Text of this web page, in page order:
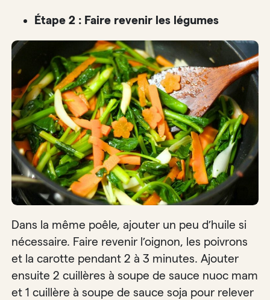
Étape 2 : Faire revenir les légumes
Dans la même poêle, ajouter un peu d’huile si
nécessaire. Faire revenir l’oignon, les poivrons
et la carotte pendant 2 à 3 minutes. Ajouter
ensuite 2 cuillères à soupe de sauce nuoc mam
et 1 cuillère à soupe de sauce soja pour relever